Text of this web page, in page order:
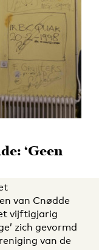
‘Geen
van Cnødde
vijftigjarig
zich gevormd
van de